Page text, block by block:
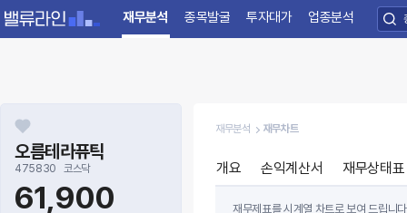
재무분석 종목발굴 투자대가 업종분석
오름테라퓨틱
475830 코스닥
61,900
재무분석 재무차트
개요 손익계산서 재무상태표
재무제표를 시계열 차트로 보여 드립